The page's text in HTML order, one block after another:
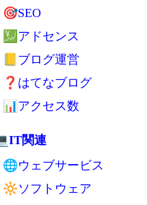
💥ドリアン
💴お金
🏧節約
💸生活費
💳カード
👿詐欺